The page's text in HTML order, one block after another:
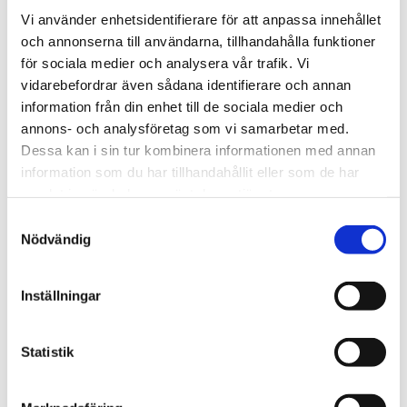
Vi använder enhetsidentifierare för att anpassa innehållet
och annonserna till användarna, tillhandahålla funktioner
för sociala medier och analysera vår trafik. Vi
vidarebefordrar även sådana identifierare och annan
information från din enhet till de sociala medier och
annons- och analysföretag som vi samarbetar med.
Dessa kan i sin tur kombinera informationen med annan
information som du har tillhandahållit eller som de har
Nödvändig
Inställningar
Statistik
lätta och hopfällbara strukturen
Optimera din packning med Thule GoPack-
ryggsäckarna
PVC-material på insidan av tyget förbättrar
vattenbeständigheten
Spännena är låsbara för att skydda utrustningen inuti
Designen av frontpanelen möjliggör delvis öppning av
boxen
Tekniska specifikationer